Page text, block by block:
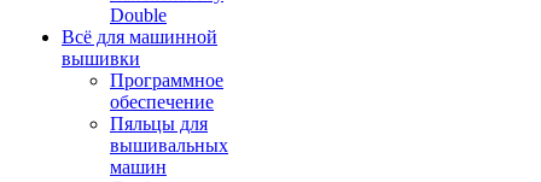
Double
Всё для машинной
вышивки
Программное
обеспечение
Пяльцы для
вышивальных
машин